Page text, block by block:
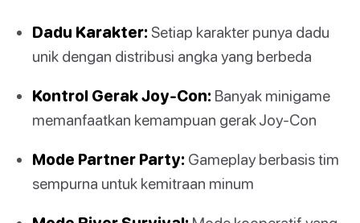
Dadu Karakter: Setiap karakter punya dadu
unik dengan distribusi angka yang berbeda
Kontrol Gerak Joy-Con: Banyak minigame
memanfaatkan kemampuan gerak Joy-Con
Mode Partner Party: Gameplay berbasis tim
sempurna untuk kemitraan minum